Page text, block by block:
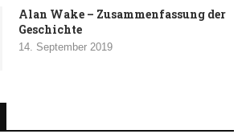
Alan Wake – Zusammenfassung der
Geschichte
14. September 2019